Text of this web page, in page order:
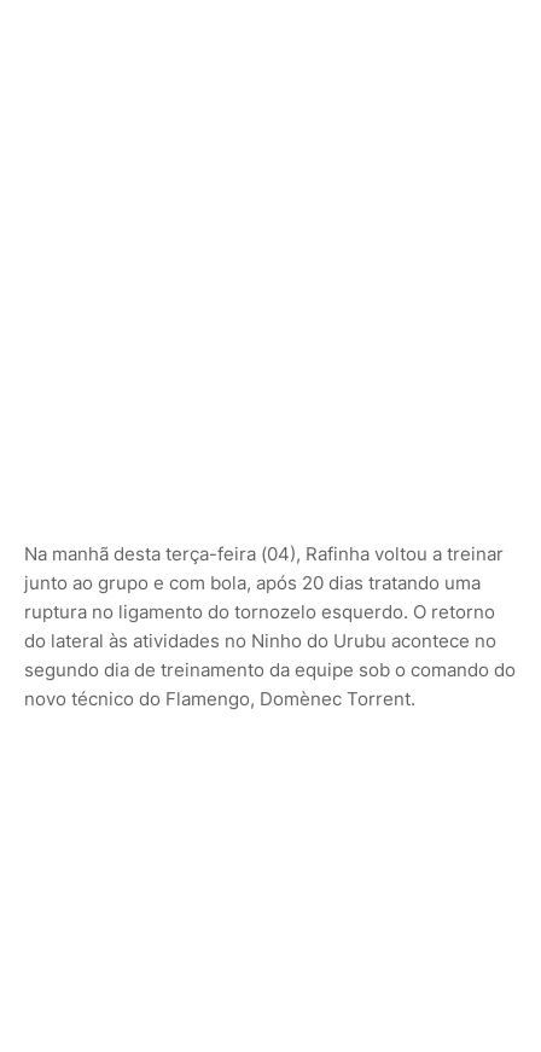
Na manhã desta terça-feira (04), Rafinha voltou a treinar
junto ao grupo e com bola, após 20 dias tratando uma
ruptura no ligamento do tornozelo esquerdo. O retorno
do lateral às atividades no Ninho do Urubu acontece no
segundo dia de treinamento da equipe sob o comando do
novo técnico do Flamengo, Domènec Torrent.